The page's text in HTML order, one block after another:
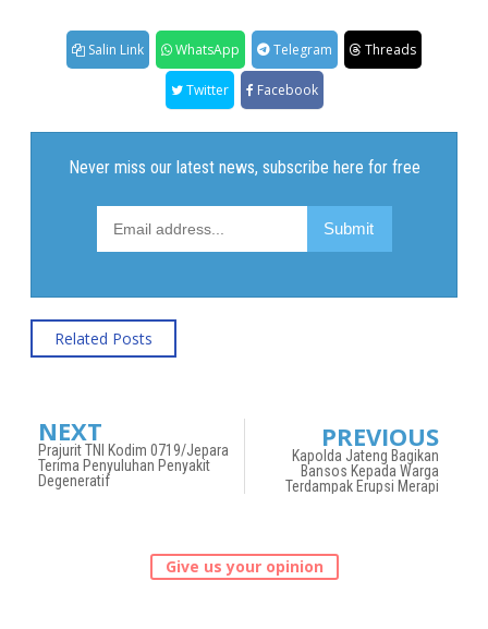
Salin Link WhatsApp Telegram Threads
Twitter Facebook
Related Posts
NEXT
Prajurit TNI Kodim 0719/Jepara
Terima Penyuluhan Penyakit
Degeneratif
PREVIOUS
Kapolda Jateng Bagikan
Bansos Kepada Warga
Terdampak Erupsi Merapi
Give us your opinion